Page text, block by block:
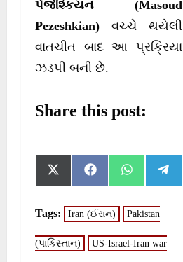
પેજેશ્કિયન (Masoud
Pezeshkian) વચ્ચે થયેલી
વાતચીત બાદ આ પ્રક્રિયા
ઝડપી બની છે.
Share this post:
r
e
n
w
i
t
t
r
e
n
e
b
o
o
r
e
n
t
s
A
p
Tags: Iran (ઈરાન) Pakistan
(પાકિસ્તાન) US-Israel-Iran war